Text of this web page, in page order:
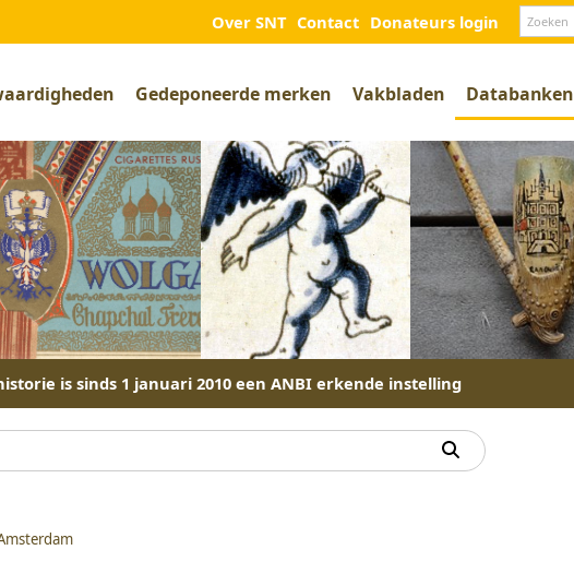
Over SNT Contact Donateurs login
Gedeponeerde merken Vakbladen Databanken
is sinds 1 januari 2010 een ANBI erkende instelling